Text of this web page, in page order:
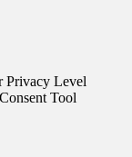
Privacy Level
Tool